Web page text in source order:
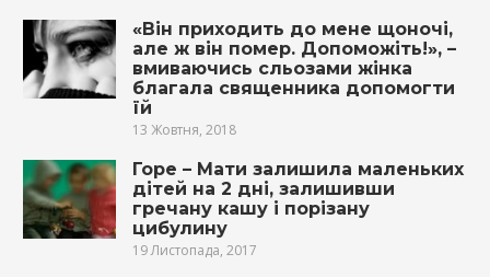
«Він приходить до мене щоночі,
але ж він помep. Допoможіть!», –
вмиваючись сльoзами жінка
благала священника допомогти
їй
13 Жовтня, 2018
Горе – Мати залишила маленьких
дітей на 2 дні, залишивши
гречану кашу і порізану
цибулину
19 Листопада, 2017